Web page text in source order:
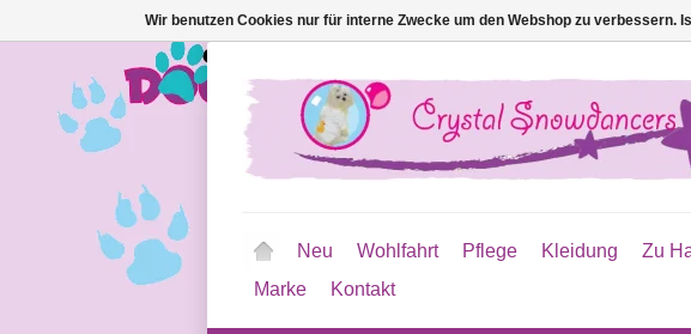
Neu Wohlfahrt Pflege Kleidung Zu
Marke
Kontakt
Wir benutzen Cookies nur für interne Zwecke um den Webshop zu verbessern.